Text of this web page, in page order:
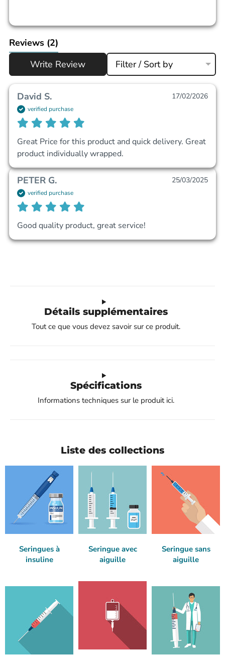
Reviews (2)
Write Review
Filter / Sort by
David S. 17/02/2026
verified purchase
Great Price for this product and quick delivery. Great
product individually wrapped.
PETER G. 25/03/2025
verified purchase
Good quality product, great service!
Détails supplémentaires
Tout ce que vous devez savoir sur ce produit.
Spécifications
Informations techniques sur le produit ici.
Liste des collections
Seringues à
insuline
Seringue avec
aiguille
Seringue sans
aiguille